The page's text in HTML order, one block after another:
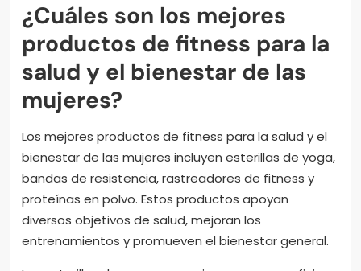
¿Cuáles son los mejores
productos de fitness para la
salud y el bienestar de las
mujeres?
Los mejores productos de fitness para la salud y el
bienestar de las mujeres incluyen esterillas de yoga,
bandas de resistencia, rastreadores de fitness y
proteínas en polvo. Estos productos apoyan
diversos objetivos de salud, mejoran los
entrenamientos y promueven el bienestar general.